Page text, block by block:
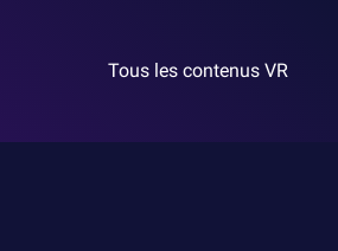
Tous les contenus VR